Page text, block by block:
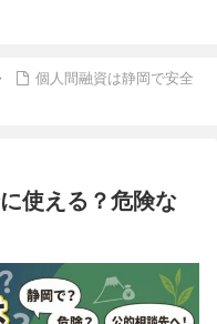
個人間融資は静岡で安全
使える？危険な